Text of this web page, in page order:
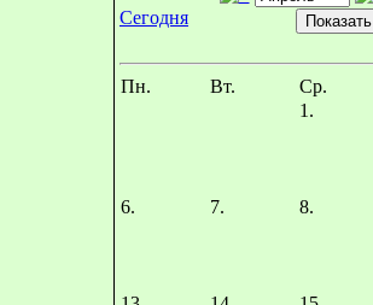
Сегодня
Пн. Вт.
Ср.
1.
6. 7. 8.